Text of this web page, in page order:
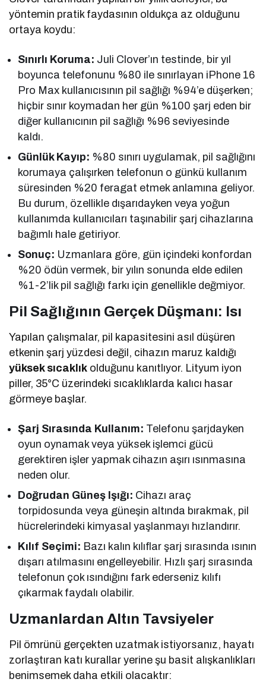
yöntemin pratik faydasının oldukça az olduğunu
ortaya koydu:
Sınırlı Koruma: Juli Clover’ın testinde, bir yıl
boyunca telefonunu %80 ile sınırlayan iPhone 16
Pro Max kullanıcısının pil sağlığı %94’e düşerken;
hiçbir sınır koymadan her gün %100 şarj eden bir
diğer kullanıcının pil sağlığı %96 seviyesinde
kaldı.
Günlük Kayıp: %80 sınırı uygulamak, pil sağlığını
korumaya çalışırken telefonun o günkü kullanım
süresinden %20 feragat etmek anlamına geliyor.
Bu durum, özellikle dışarıdayken veya yoğun
kullanımda kullanıcıları taşınabilir şarj cihazlarına
bağımlı hale getiriyor.
Sonuç: Uzmanlara göre, gün içindeki konfordan
%20 ödün vermek, bir yılın sonunda elde edilen
%1-2’lik pil sağlığı farkı için genellikle değmiyor.
Pil Sağlığının Gerçek Düşmanı: Isı
Yapılan çalışmalar, pil kapasitesini asıl düşüren
etkenin şarj yüzdesi değil, cihazın maruz kaldığı
yüksek sıcaklık olduğunu kanıtlıyor. Lityum iyon
piller, 35°C üzerindeki sıcaklıklarda kalıcı hasar
görmeye başlar.
Şarj Sırasında Kullanım: Telefonu şarjdayken
oyun oynamak veya yüksek işlemci gücü
gerektiren işler yapmak cihazın aşırı ısınmasına
neden olur.
Doğrudan Güneş Işığı: Cihazı araç
torpidosunda veya güneşin altında bırakmak, pil
hücrelerindeki kimyasal yaşlanmayı hızlandırır.
Kılıf Seçimi: Bazı kalın kılıflar şarj sırasında ısının
dışarı atılmasını engelleyebilir. Hızlı şarj sırasında
telefonun çok ısındığını fark ederseniz kılıfı
çıkarmak faydalı olabilir.
Uzmanlardan Altın Tavsiyeler
Pil ömrünü gerçekten uzatmak istiyorsanız, hayatı
zorlaştıran katı kurallar yerine şu basit alışkanlıkları
benimsemek daha etkili olacaktır: